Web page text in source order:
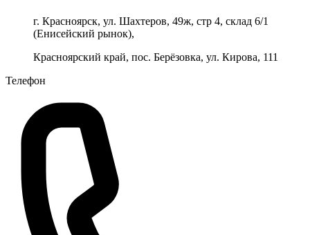
г. Красноярск, ул. Шахтеров, 49ж, стр 4, склад 6/1
(Енисейский рынок),
Красноярский край, пос. Берёзовка, ул. Кирова, 111
Телефон